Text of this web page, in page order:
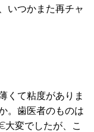
いつかまた再チャ
くて粘度がありま
。歯医者のものは
大変でしたが、こ